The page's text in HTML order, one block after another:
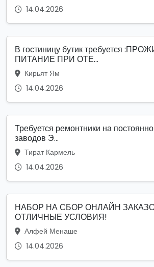
14.04.2026
В гостиницу бутик требуется
ПИТАНИЕ ПРИ ОТЕ...
Кирьят Ям
14.04.2026
Требуется ремонтники на
заводов Э...
Тират Кармель
14.04.2026
НАБОР НА СБОР ОНЛАЙН
ОТЛИЧНЫЕ УСЛОВИЯ!
Алфей Менаше
14.04.2026